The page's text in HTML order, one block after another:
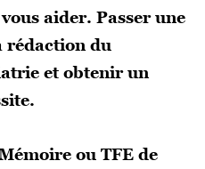
aider. Passer une
rédaction du
et obtenir un
ou TFE de